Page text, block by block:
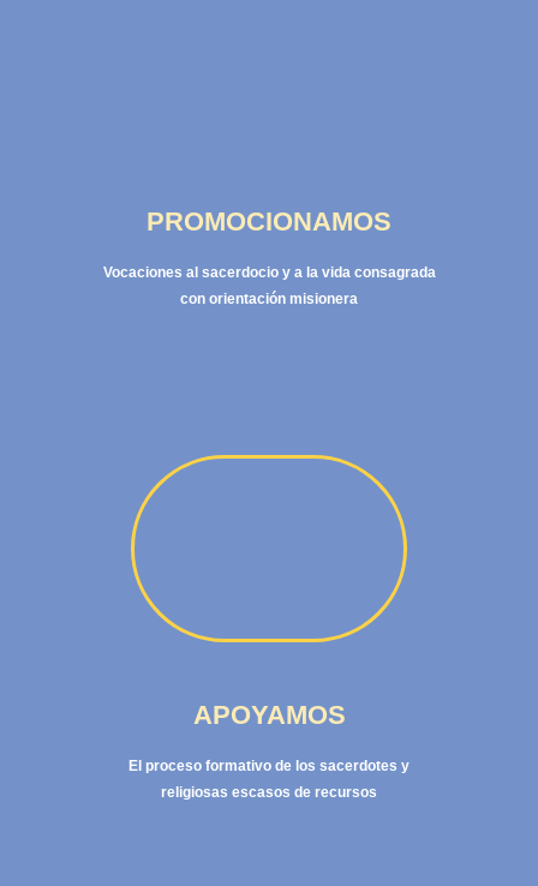
PROMOCIONAMOS
Vocaciones al sacerdocio y a la vida consagrada
con orientación misionera
APOYAMOS
El proceso formativo de los sacerdotes y
religiosas escasos de recursos